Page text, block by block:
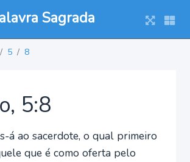
Sagrada
5 8
5:8
á ao sacerdote, o qual primeiro
que é como oferta pelo